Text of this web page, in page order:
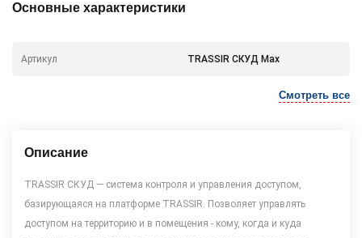
Основные характеристики
Артикул TRASSIR СКУД Max
Смотреть все
Описание
TRASSIR СКУД — система контроля и управления доступом,
базирующаяся на платформе TRASSIR. Позволяет управлять
доступом на территорию и в помещения - кому, когда и куда